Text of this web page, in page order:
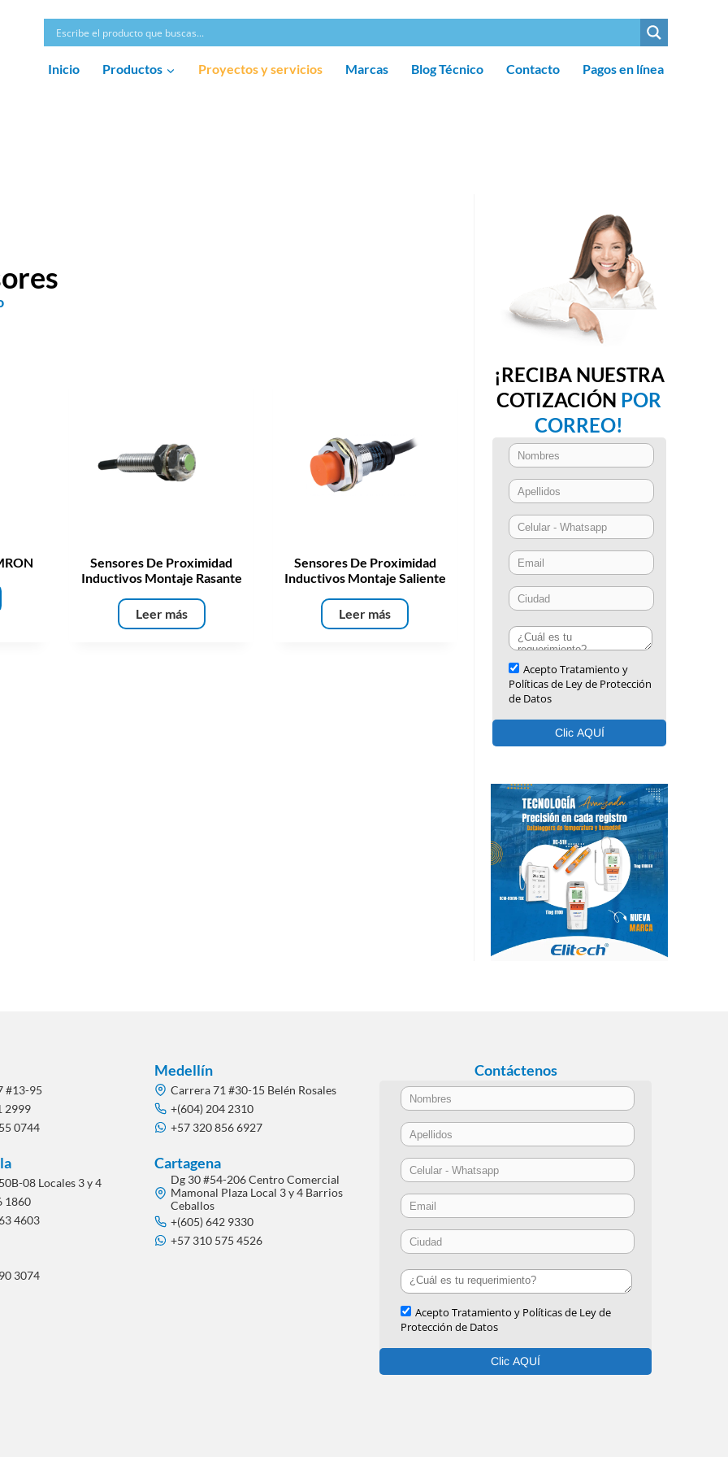
Inicio
Productos Proyectos y servicios Marcas Blog Técnico Contacto Pagos en línea
Sensores De Proximidad
Inductivos Montaje Rasante
Leer más
Sensores De Proximidad
Inductivos Montaje Saliente
Leer más
¡RECIBA NUESTRA
COTIZACIÓN POR
CORREO!
#13-95
2999
0744
08 Locales 3 y 4
1860
4603
3074
Medellín
Carrera 71 #30-15 Belén Rosales
+(604) 204 2310
+57 320 856 6927
Cartagena
Dg 30 #54-206 Centro Comercial
Mamonal Plaza Local 3 y 4 Barrios
Ceballos
+(605) 642 9330
+57 310 575 4526
Contáctenos